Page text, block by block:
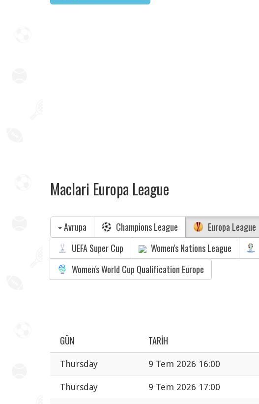
Maclari Europa League
Avrupa Champions League Europa League
UEFA Super Cup
Women's Nations League
Women's World Cup Qualification Europe
GÜN TARIH
Thursday 9 Tem 2026 16:00
Thursday 9 Tem 2026 17:00